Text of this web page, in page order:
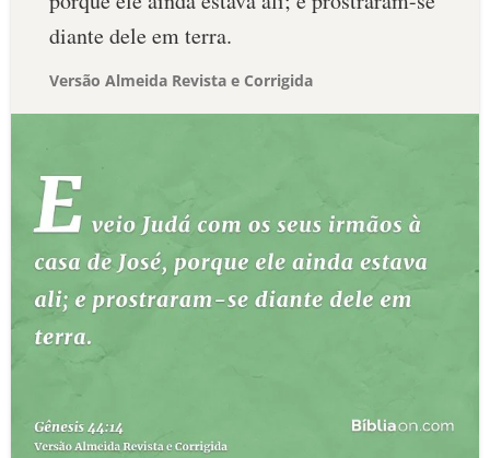
diante dele em terra.
Versão Almeida Revista e Corrigida